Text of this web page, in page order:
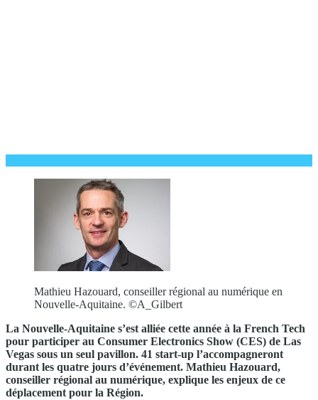
Mathieu Hazouard, conseiller régional au numérique en
Nouvelle-Aquitaine. ©A_Gilbert
La Nouvelle-Aquitaine s’est alliée cette année à la French Tech
pour participer au Consumer Electronics Show (CES) de Las
Vegas sous un seul pavillon. 41 start-up l’accompagneront
durant les quatre jours d’événement. Mathieu Hazouard,
conseiller régional au numérique, explique les enjeux de ce
déplacement pour la Région.